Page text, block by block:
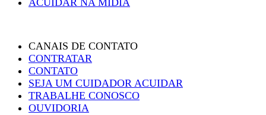
ACUIDAR NA MÍDIA
CANAIS DE CONTATO
CONTRATAR
CONTATO
SEJA UM CUIDADOR ACUIDAR
TRABALHE CONOSCO
OUVIDORIA